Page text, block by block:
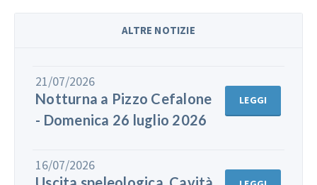
ALTRE NOTIZIE
21/07/2026
Notturna a Pizzo Cefalone
- Domenica 26 luglio 2026
LEGGI
16/07/2026